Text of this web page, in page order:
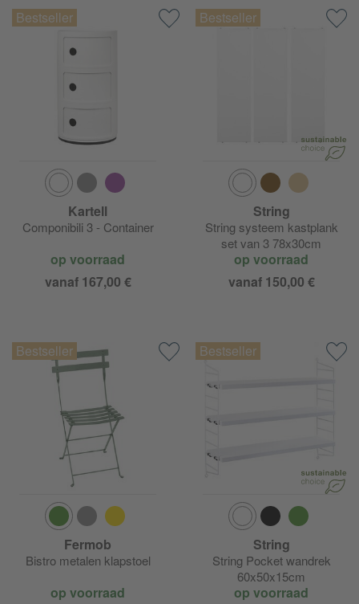
Kartell
Componibili 3 - Container
op voorraad
vanaf 167,00 €
String
String systeem kastplank
set van 3 78x30cm
op voorraad
vanaf 150,00 €
Fermob
Bistro metalen klapstoel
op voorraad
String
String Pocket wandrek
60x50x15cm
op voorraad